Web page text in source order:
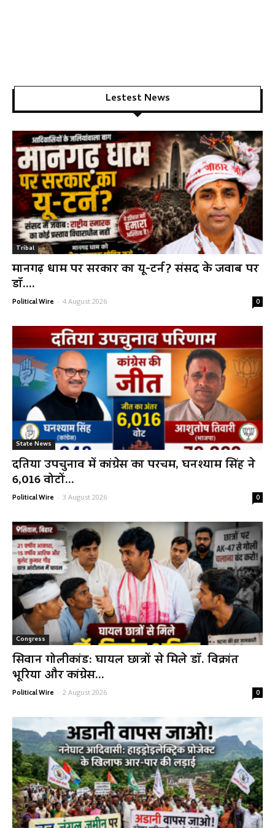
Lestest News
Tribal
मानगढ़ धाम पर सरकार का यू-टर्न? संसद के जवाब पर
डॉ....
Political Wire - 4 August 2026 0
State News
दतिया उपचुनाव में कांग्रेस का परचम, घनश्याम सिंह ने
6,016 वोटों...
Political Wire - 3 August 2026 0
Congress
सिवान गोलीकांड: घायल छात्रों से मिले डॉ. विक्रांत
भूरिया और कांग्रेस...
Political Wire - 2 August 2026 0